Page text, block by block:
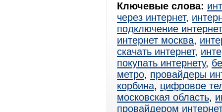
Ключевые слова:
через интернет,
подключение
интернет москва,
скачать интернет,
покупать интернету,
метро, провайдеры
корбина, цифровое
московская область,
провайдером